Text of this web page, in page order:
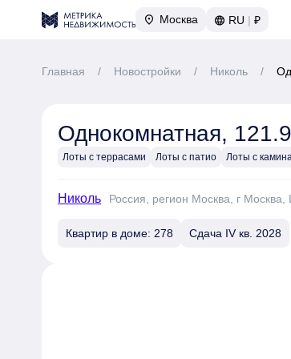
Москва RU | ₽
Главная / Новостройки / Николь /
Однокомнатная,
Лоты с террасами Лоты с патио Лоты с
Николь Россия, регион Москва, г
Квартир в доме: 278 Сдача IV кв. 2028